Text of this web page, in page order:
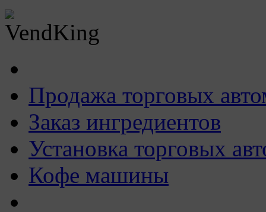
Продажа торговых
Заказ ингредиентов
Установка торговых
Кофе машины